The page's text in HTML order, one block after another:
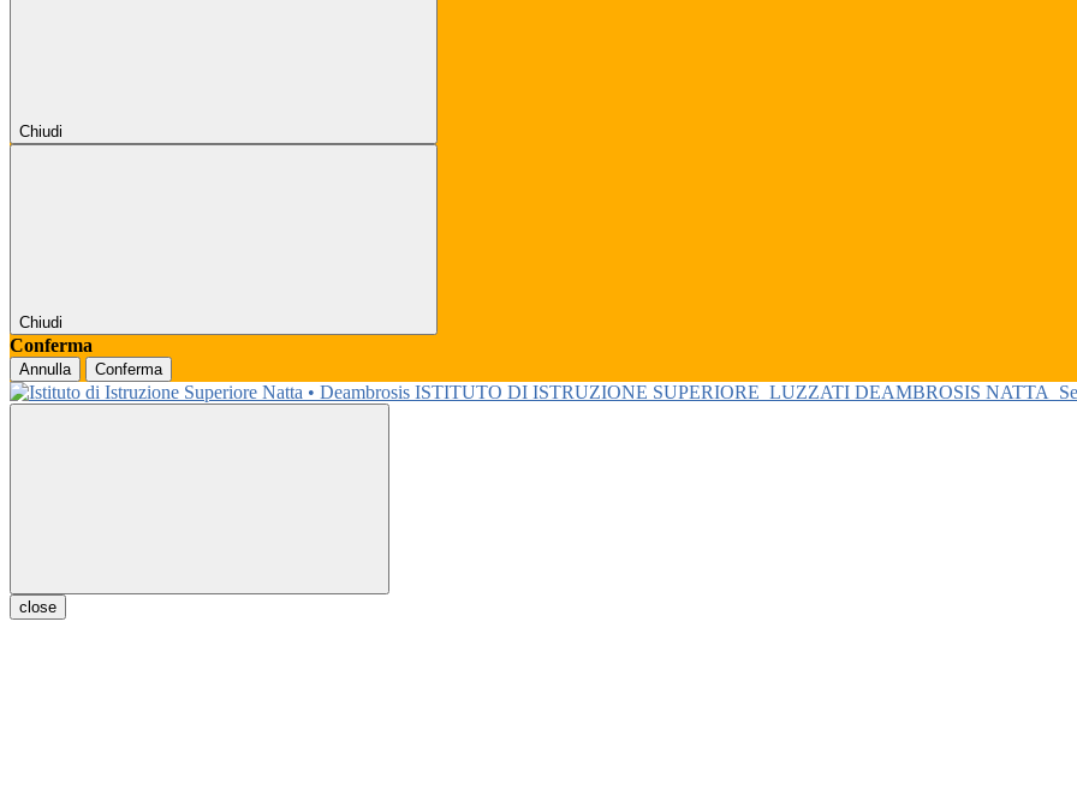
Chiudi
Chiudi
Conferma
Annulla Conferma
ISTITUTO DI ISTRUZIONE SUPERIORE LUZZATI DEAMBROSIS NATTA
close